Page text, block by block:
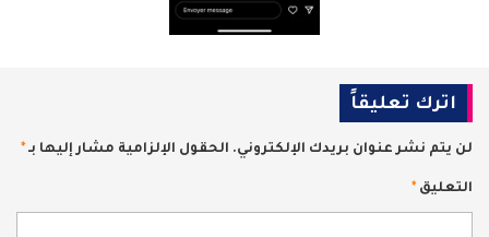
اترك تعليقاً
لن يتم نشر عنوان بريدك الإلكتروني. الحقول الإلزامية مشار إليها بـ *
التعليق *